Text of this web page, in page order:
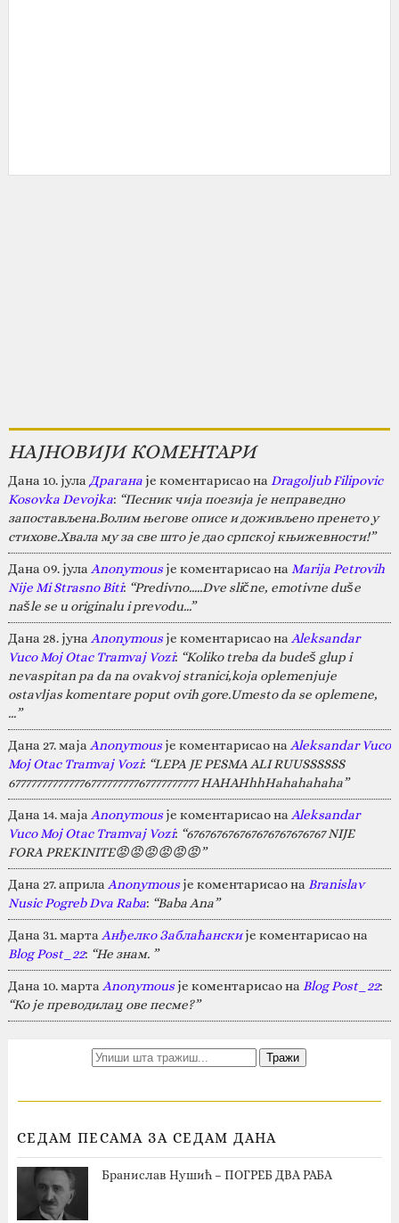
НАЈНОВИЈИ КОМЕНТАРИ
Дана 10. јула Драганаје коментарисао на Dragoljub Filipovic
Kosovka Devojka: “Песник чија поезија је неправедно
запостављена.Волим његове описе и доживљено пренето у
стихове.Хвала му за све што је дао српској књижевности!”
Дана 09. јула Anonymousје коментарисао на Marija Petrovih
Nije Mi Strasno Biti: “Predivno.....Dve slične, emotivne duše
našle se u originalu i prevodu...”
Дана 28. јуна Anonymousје коментарисао на Aleksandar
Vuco Moj Otac Tramvaj Vozi: “Koliko treba da budeš glup i
nevaspitan pa da na ovakvoj stranici,koja oplemenjuje
ostavljas komentare poput ovih gore.Umesto da se oplemene,
…”
Дана 27. маја Anonymousје коментарисао на Aleksandar Vuco
Moj Otac Tramvaj Vozi: “LEPA JE PESMA ALI RUUSSSSSS
67777777777777677777777767777777777 HAHAHhhHahahahaha”
Дана 14. маја Anonymousје коментарисао на Aleksandar
Vuco Moj Otac Tramvaj Vozi: “676767676767676767676767 NIJE
FORA PREKINITE😡😡😡😡😡😡”
Дана 27. априла Anonymousје коментарисао на Branislav
Nusic Pogreb Dva Raba: “Baba Ana”
Дана 31. марта Анђелко Заблаћанскије коментарисао на
Blog Post_22: “Не знам. ”
Дана 10. марта Anonymousје коментарисао на Blog Post_22:
“Ко је преводилац ове песме?”
СЕДАМ ПЕСАМА ЗА СЕДАМ ДАНА
Бранислав Нушић – ПОГРЕБ ДВА РАБА